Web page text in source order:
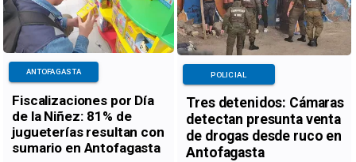
Fiscalizaciones por Día
de la Niñez: 81% de
jugueterías resultan con
sumario en Antofagasta
ANTOFAGASTA
Tres detenidos: Cámaras
detectan presunta venta
de drogas desde ruco en
Antofagasta
POLICIAL